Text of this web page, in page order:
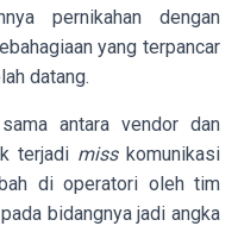
pernikahan dengan
yang terpancar
datang.
antara vendor dan
terjadi misskomunikasi
di operatori oleh tim
bidangnya jadi angka